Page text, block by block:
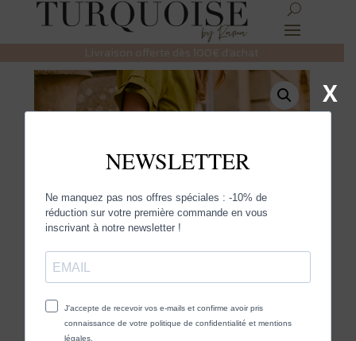
Livraison offerte dès 100€ d’achat
X